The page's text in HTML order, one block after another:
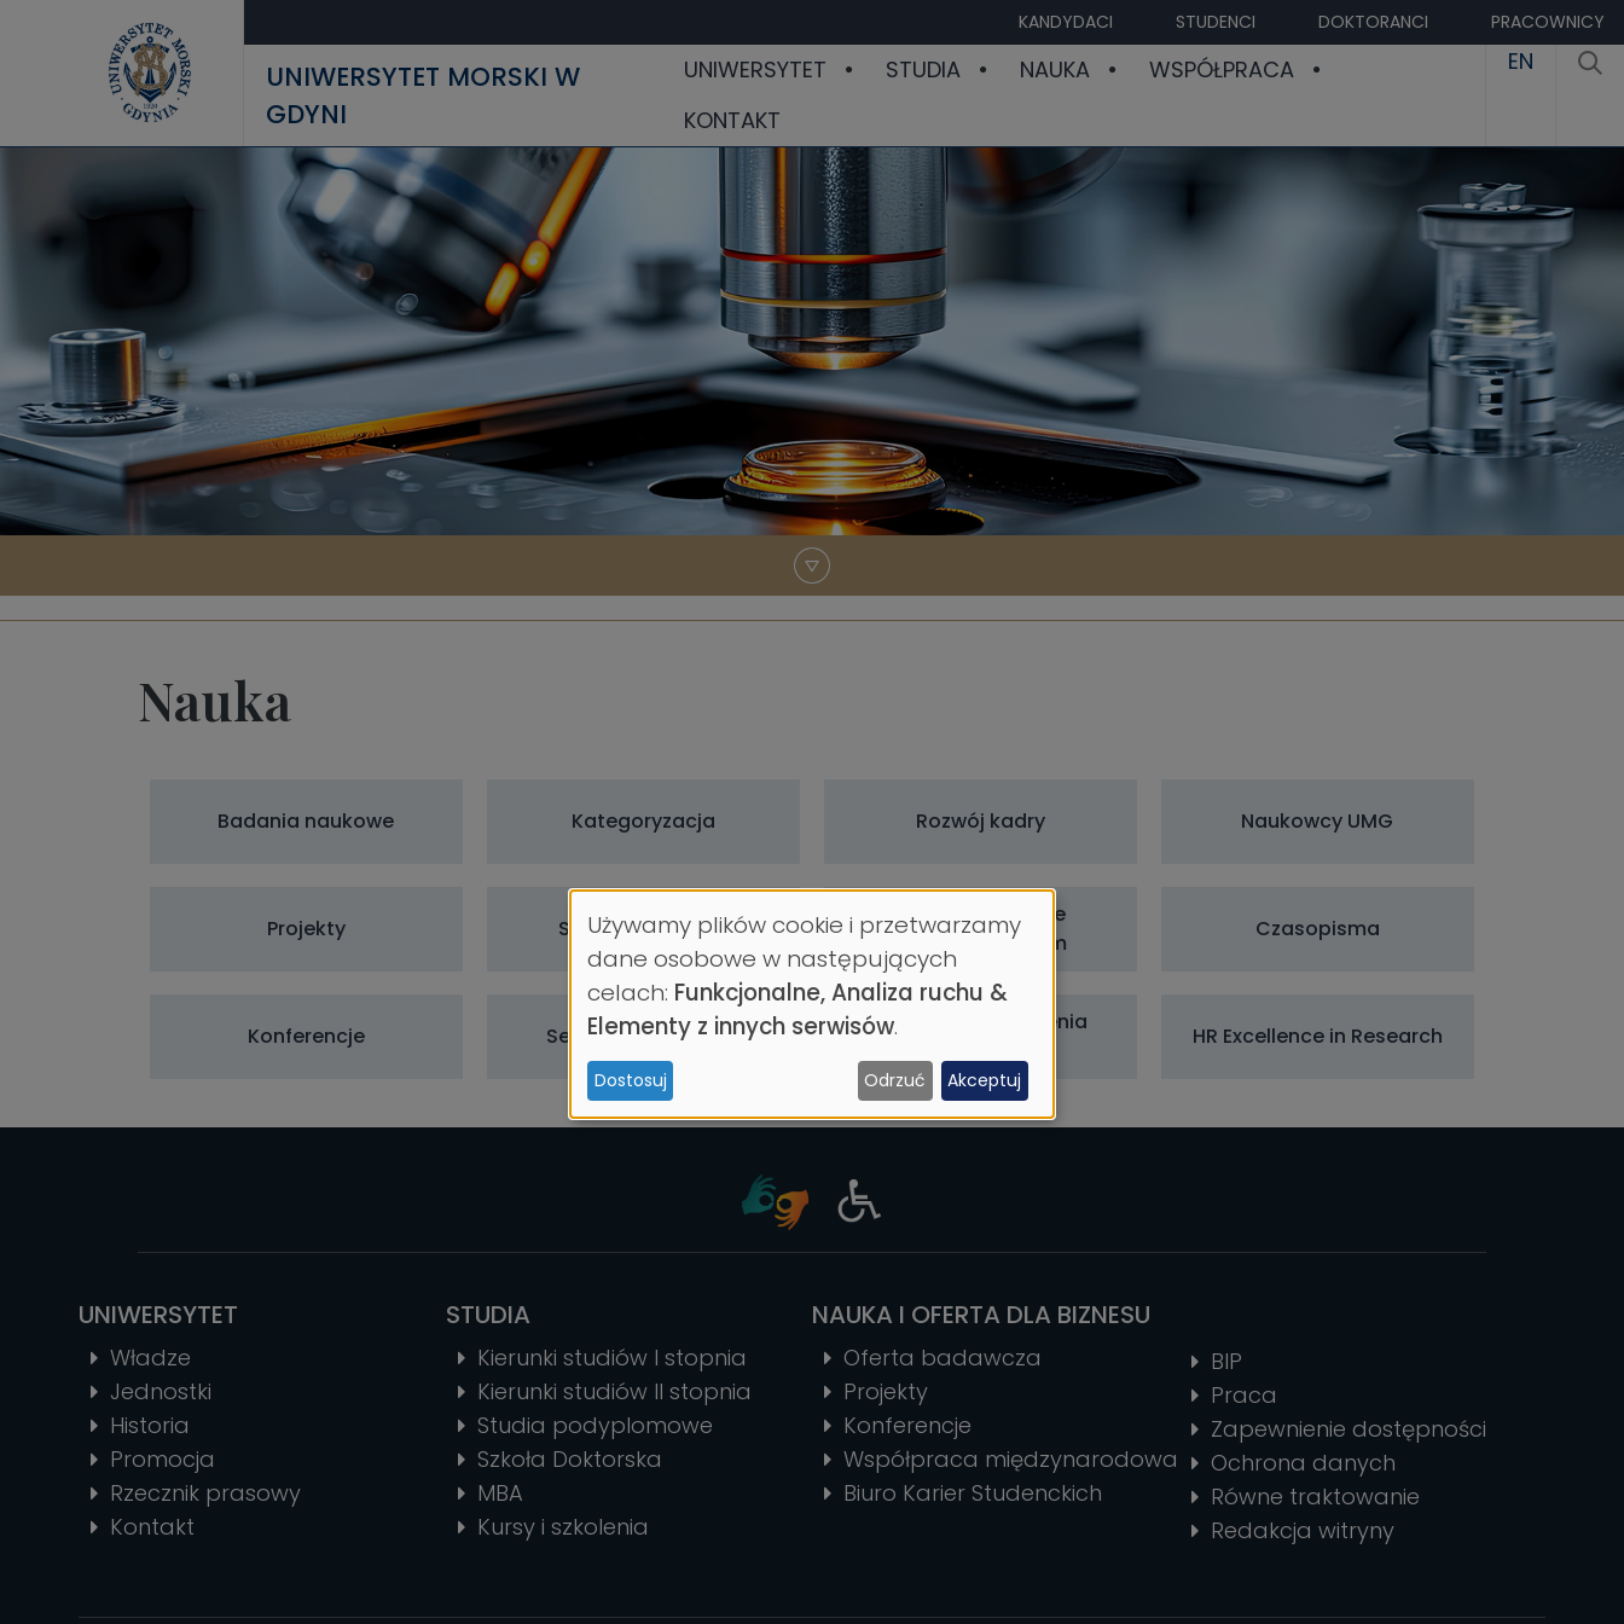
KANDYDACI STUDENCI DOKTORANCI PRACOWNICY
UNIWERSYTET MORSKI W
GDYNI
UNIWERSYTET STUDIA NAUKA
WSPÓŁPRACA
KONTAKT
EN
Nauka
Badania naukowe Kategoryzacja Rozwój kadry Naukowcy UMG
Projekty Szkoła Doktorska
Doktorat w trybie
eksternistycznym
Czasopisma
Konferencje Seminaria naukowe
Nagrody i wyróżnienia
HR Excellence in Research
UNIWERSYTET
Władze
Jednostki
Historia
Promocja
Rzecznik prasowy
Kontakt
STUDIA
Kierunki studiów I stopnia
Kierunki studiów II stopnia
Studia podyplomowe
Szkoła Doktorska
MBA
Kursy i szkolenia
NAUKA I OFERTA DLA BIZNESU
Oferta badawcza
Projekty
Konferencje
Współpraca międzynarodowa
Biuro Karier Studenckich
BIP
Praca
Zapewnienie dostępności
Ochrona danych
Równe traktowanie
Redakcja witryny
Wykorzystanie
danych
osobowych
i
ciasteczek
Używamy plików cookie i przetwarzamy
dane osobowe w następujących
celach: Funkcjonalne, Analiza ruchu &
Elementy z innych serwisów.
Dostosuj Odrzuć Akceptuj